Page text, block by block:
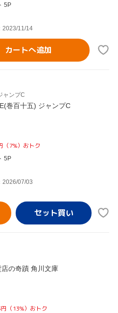
5P
2023/11/14
カートへ追加
ャンプC
巻百十五) ジャンプC
（7%）おトク
5P
2026/07/03
の奇蹟 角川文庫
（13%）おトク